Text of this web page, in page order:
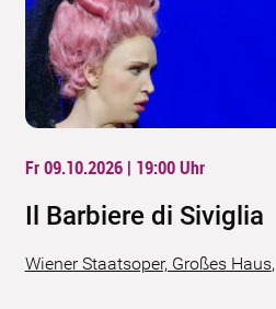
Fr 09.10.2026 | 19:00Uhr
Il Barbiere di Siviglia
Wiener Staatsoper, Großes Haus,